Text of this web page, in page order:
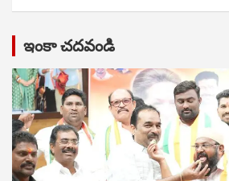
ఇంకా చదవండి